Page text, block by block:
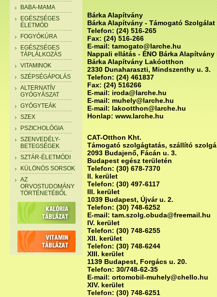
BABA-MAMA
EGÉSZSÉGES
ÉLETMÓD
FOGYÓKÚRA
EGÉSZSÉGES
TÁPLÁLKOZÁS
VITAMINOK
SZÉPSÉGÁPOLÁS
ALTERNATÍV
GYÓGYÁSZAT
GYÓGYTEÁK
SZEX
PSZICHOLÓGIA
SZENVEDÉLY-
BETEGSÉGEK
SZTÁR-ÉLETMÓDI
KÜLÖNÖS SORSOK
AZ
ORVOSTUDOMÁNY
TÖRTÉNETÉBŐL
Bárka Alapítvány
Bárka Alapítvány - Támogató Szolgálat
Telefon: (24) 516-265
Fax: (24) 516-266
E-mail: tamogato@larche.hu
Nappali ellátás - ÉNO Bárka
Bárka Alapítvány Lakóotthon
2330 Dunaharaszti, Mindszenthy u. 3.
Telefon: (24) 461837
Fax: (24) 516266
E-mail: iroda@larche.hu
E-mail: muhely@larche.hu
E-mail: lakootthon@larche.hu
Honlap: www.larche.hu
CAT-Otthon Kht.
Támogató szolgágtatás, szállító
2093 Budajenő, Fácán u. 3.
Budapest egész területén
Telefon: (30) 678-7370
II. kerület
Telefon: (30) 497-6117
III. kerület
1039 Budapest, Újvár u. 2.
Telefon: (30) 748-6252
E-mail: tam.szolg.obuda@freemail.hu
IV. kerület
Telefon: (30) 748-6255
XII. kerület
Telefon: (30) 748-6244
XIII. kerület
1139 Budapest, Forgács u. 20.
Telefon: 30/748-62-35
E-mail: ortomobil-muhely@chello.hu
XIV. kerület
Telefon: (30) 748-6251